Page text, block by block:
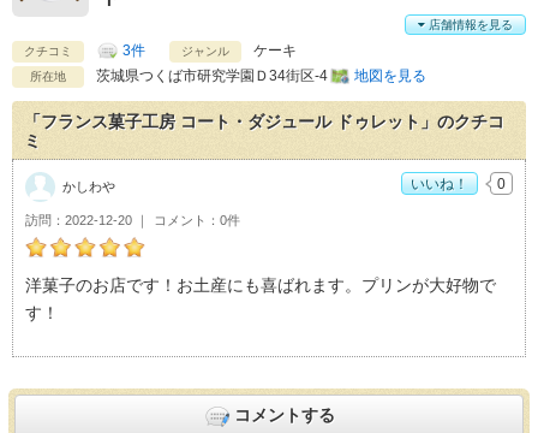
クチコミ 3件 ジャンル ケーキ
所在地 茨城県つくば市研究学園Ｄ34街区-4 地図を見る
店舗情報を見る
「フランス菓子工房 コート・ダジュール ドゥレット」のクチコ
ミ
かしわやのフランス菓子工房 コート・ダジュール ドゥレットお
すすめ度：
洋菓子のお店です！お土産にも喜ばれます。プリンが大好物で
す！
訪問 2022-12-20 コメント 0件
かしわや いいね！ 0
コメントする